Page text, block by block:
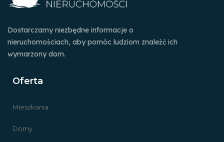
Dostarczamy niezbędne informacje o
nieruchomościach, aby pomóc ludziom znaleźć ich
wymarzony dom.
Oferta
Mieszkania
Domy